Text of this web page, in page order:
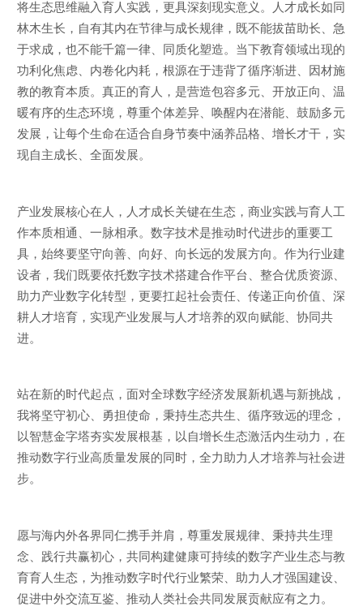
将生态思维融入育人实践，更具深刻现实意义。人才成长如同
林木生长，自有其内在节律与成长规律，既不能拔苗助长、急
于求成，也不能千篇一律、同质化塑造。当下教育领域出现的
功利化焦虑、内卷化内耗，根源在于违背了循序渐进、因材施
教的教育本质。真正的育人，是营造包容多元、开放正向、温
暖有序的生态环境，尊重个体差异、唤醒内在潜能、鼓励多元
发展，让每个生命在适合自身节奏中涵养品格、增长才干，实
现自主成长、全面发展。
产业发展核心在人，人才成长关键在生态，商业实践与育人工
作本质相通、一脉相承。数字技术是推动时代进步的重要工
具，始终要坚守向善、向好、向长远的发展方向。作为行业建
设者，我们既要依托数字技术搭建合作平台、整合优质资源、
助力产业数字化转型，更要扛起社会责任、传递正向价值、深
耕人才培育，实现产业发展与人才培养的双向赋能、协同共
进。
站在新的时代起点，面对全球数字经济发展新机遇与新挑战，
我将坚守初心、勇担使命，秉持生态共生、循序致远的理念，
以智慧金字塔夯实发展根基，以自增长生态激活内生动力，在
推动数字行业高质量发展的同时，全力助力人才培养与社会进
步。
愿与海内外各界同仁携手并肩，尊重发展规律、秉持共生理
念、践行共赢初心，共同构建健康可持续的数字产业生态与教
育育人生态，为推动数字时代行业繁荣、助力人才强国建设、
促进中外交流互鉴、推动人类社会共同发展贡献应有之力。